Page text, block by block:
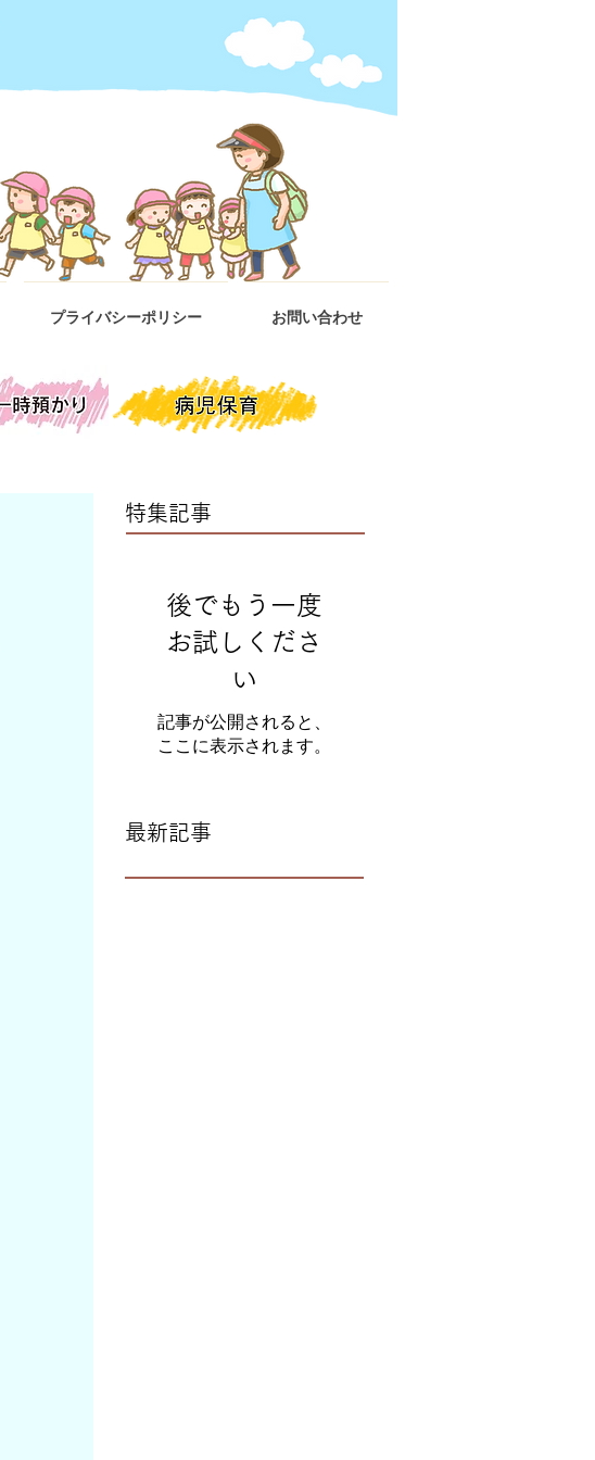
プライバシーポリシー お問い合わせ
特集記事
後でもう一度
お試しくださ
い
記事が公開されると、
ここに表示されます。
最新記事